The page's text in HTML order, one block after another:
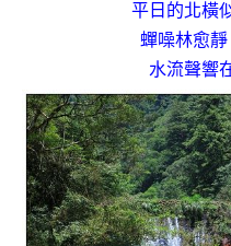
平日的北橫
蟬噪林愈靜
水流聲響